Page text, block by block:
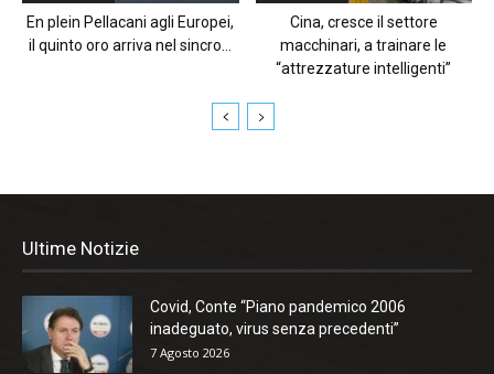
En plein Pellacani agli Europei,
il quinto oro arriva nel sincro...
Cina, cresce il settore
macchinari, a trainare le
“attrezzature intelligenti”
Ultime Notizie
Covid, Conte “Piano pandemico 2006
inadeguato, virus senza precedenti”
7 Agosto 2026